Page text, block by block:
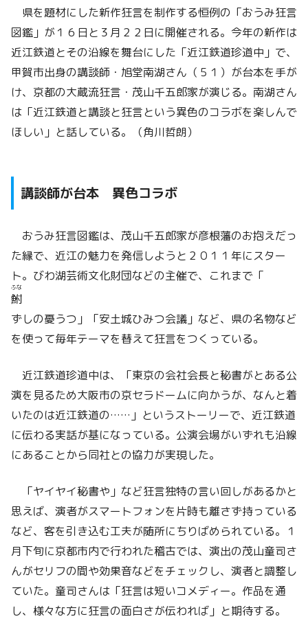
県を題材にした新作狂言を制作する恒例の「おうみ狂言
図鑑」が１６日と３月２２日に開催される。今年の新作は
近江鉄道とその沿線を舞台にした「近江鉄道珍道中」で、
甲賀市出身の講談師・旭堂南湖さん（５１）が台本を手が
け、京都の大蔵流狂言・茂山千五郎家が演じる。南湖さん
は「近江鉄道と講談と狂言という異色のコラボを楽しんで
ほしい」と話している。（角川哲朗）
講談師が台本 異色コラボ
おうみ狂言図鑑は、茂山千五郎家が彦根藩のお抱えだっ
た縁で、近江の魅力を発信しようと２０１１年にスター
ト。びわ湖芸術文化財団などの主催で、これまで「
鮒
ふな
ずしの憂うつ」「安土城ひみつ会議」など、県の名物など
を使って毎年テーマを替えて狂言をつくっている。
近江鉄道珍道中は、「東京の会社会長と秘書がとある公
演を見るため大阪市の京セラドームに向かうが、なんと着
いたのは近江鉄道の……」というストーリーで、近江鉄道
に伝わる実話が基になっている。公演会場がいずれも沿線
にあることから同社との協力が実現した。
「ヤイヤイ秘書や」など狂言独特の言い回しがあるかと
思えば、演者がスマートフォンを片時も離さず持っている
など、客を引き込む工夫が随所にちりばめられている。１
月下旬に京都市内で行われた稽古では、演出の茂山童司さ
んがセリフの間や効果音などをチェックし、演者と調整し
ていた。童司さんは「狂言は短いコメディー。作品を通
し、様々な方に狂言の面白さが伝われば」と期待する。